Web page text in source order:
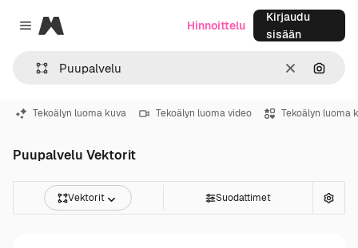
Close menu
Magnific
SelkeäHae
Hinnoittelu
Kirjaudu
sisään
Tekoälyn luoma kuva Tekoälyn luoma video Tekoälyn luoma
Puupalvelu Vektorit
Vektorit Suodattimet